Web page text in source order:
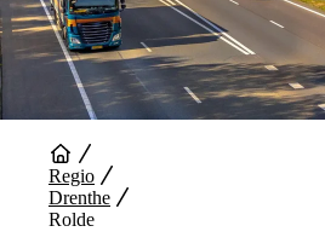
Regio
Drenthe
Rolde